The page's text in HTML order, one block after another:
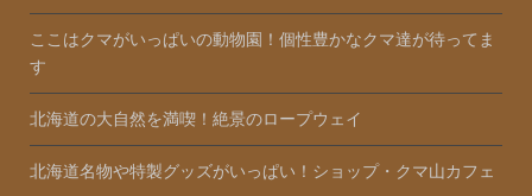
ここはクマがいっぱいの動物園！個性豊かなクマ達が待ってま
す
北海道の大自然を満喫！絶景のロープウェイ
北海道名物や特製グッズがいっぱい！ショップ・クマ山カフェ